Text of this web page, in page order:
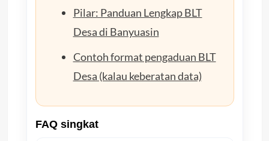
Pilar: Panduan Lengkap BLT
Desa di Banyuasin
Contoh format pengaduan BLT
Desa (kalau keberatan data)
FAQ singkat